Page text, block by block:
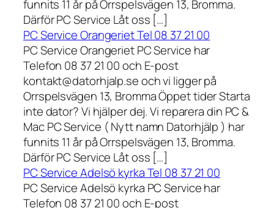
funnits 11 år på Orrspelsvägen 13, Bromma.
Därför PC Service Låt oss […]
PC Service Orangeriet Tel 08 37 21 00
PC Service Orangeriet PC Service har
Telefon 08 37 21 00 och E-post
kontakt@datorhjalp.se och vi ligger på
Orrspelsvägen 13, Bromma Öppet tider Starta
inte dator? Vi hjälper dej. Vi reparera din PC &
Mac PC Service ( Nytt namn Datorhjälp ) har
funnits 11 år på Orrspelsvägen 13, Bromma.
Därför PC Service Låt oss […]
PC Service Adelsö kyrka Tel 08 37 21 00
PC Service Adelsö kyrka PC Service har
Telefon 08 37 21 00 och E-post